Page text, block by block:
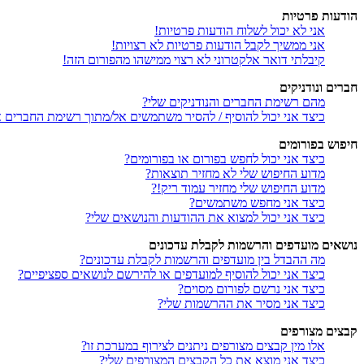
הודעות פרטיות
אני לא יכול לשלוח הודעות פרטיות!
אני ממשיך לקבל הודעות פרטיות לא רצויות!
קיבלתי דואר אלקטרוני לא רצוי ממישהו מהפורום הזה!
חברים ונודניקים
מהם רשימת החברים והנודניקים שלי?
כיצד אני יכול להוסיף / להסיר משתמשים אל/מתוך רשימת החברים
חיפוש בפורומים
כיצד אני יכול לחפש בפורום או בפורומים?
מדוע החיפוש שלי לא מחזיר תוצאות?
מדוע החיפוש שלי מחזיר עמוד ריק!?
כיצד אני מחפש משתמשים?
כיצד אני יכול למצוא את ההודעות והנושאים שלי?
נושאים מועדפים והרשמות לקבלת עדכונים
מה ההבדל בין מועדפים והרשמות לקבלת עדכונים?
כיצד אני יכול להוסיף למועדפים או להירשם לנושאים ספציפיים?
כיצד אני נרשם לפורום מסוים?
כיצד אני מסיר את ההרשמות שלי?
קבצים מצורפים
אלו מין קבצים מצורפים ניתנים לצירוף במערכת זו?
כיצד אני מוצא את כל הקבצים המצורפים שלי?